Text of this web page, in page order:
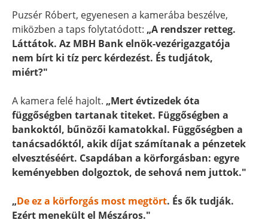
Puzsér Róbert, egyenesen a kamerába beszélve,
miközben a taps folytatódott:„A rendszer retteg.
Láttátok. Az MBH Bank elnök-vezérigazgatója
nem bírt ki tíz perc kérdezést. És tudjátok,
miért?"
A kamera felé hajolt.„Mert évtizedek óta
függőségben tartanak titeket. Függőségben a
bankoktól, bűnözői kamatokkal. Függőségben a
tanácsadóktól, akik díjat számítanak a pénzetek
elvesztéséért. Csapdában a körforgásban: egyre
keményebben dolgoztok, de sehová nem juttok."
„De ez a körforgás most megtört. És ők tudják.
Ezért menekült el Mészáros."